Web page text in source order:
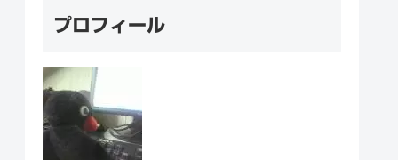
プロフィール